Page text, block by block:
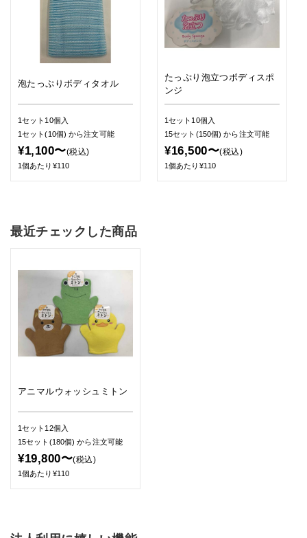
泡たっぷりボディタオル
1セット10個入
1セット(10個)から注文可能
¥1,100〜(税込)
1個あたり¥110
たっぷり泡立つボディスポ
ンジ
1セット10個入
15セット(150個)から注文可能
¥16,500〜(税込)
1個あたり¥110
最近チェックした商品
アニマルウォッシュミトン
1セット12個入
15セット(180個)から注文可能
¥19,800〜(税込)
1個あたり¥110